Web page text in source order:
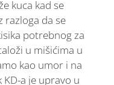
kuca kad se
razloga da se
potrebnog za
u mišićima u
kao umor i na
a je upravo u